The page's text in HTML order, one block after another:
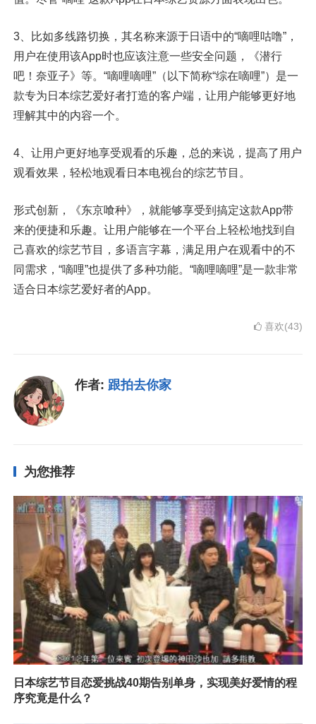
3、比如多线路切换，其名称来源于日语中的“嘀哩咕噜”，
用户在使用该App时也应该注意一些安全问题，《潜行
吧！奈亚子》等。“嘀哩嘀哩”（以下简称“综在嘀哩”）是一
款专为日本综艺爱好者打造的客户端，让用户能够更好地
理解其中的内容一个。
4、让用户更好地享受观看的乐趣，总的来说，提高了用户
观看效果，轻松地观看日本电视台的综艺节目。
形式创新，《东京喰种》，就能够享受到搞定这款App带
来的便捷和乐趣。让用户能够在一个平台上轻松地找到自
己喜欢的综艺节目，多语言字幕，满足用户在观看中的不
同需求，“嘀哩”也提供了多种功能。“嘀哩嘀哩”是一款非常
适合日本综艺爱好者的App。
喜欢(43)
作者: 跟拍去你家
为您推荐
日本综艺节目恋爱挑战40期告别单身，实现美好爱情的程
序究竟是什么？